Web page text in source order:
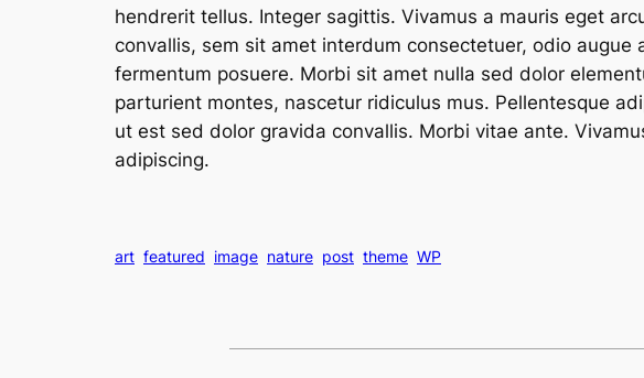
hendrerit tellus. Integer sagittis. Vivamus a mauris eget
convallis, sem sit amet interdum consectetuer, odio
fermentum posuere. Morbi sit amet nulla sed dolor
parturient montes, nascetur ridiculus mus. Pellentesque
ut est sed dolor gravida convallis. Morbi vitae ante.
adipiscing.
art featured image nature post theme WP